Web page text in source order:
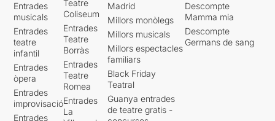
Entrades
musicals
Entrades
teatre
infantil
Entrades
òpera
Entrades
improvisació
Entrades
Teatre
Coliseum
Entrades
Teatre
Borràs
Entrades
Teatre
Romea
Entrades
La
Madrid
Millors monòlegs
Millors musicals
Millors espectacles
familiars
Black Friday
Teatral
Guanya entrades
de teatre gratis -
Descompte
Mamma mia
Descompte
Germans de sang